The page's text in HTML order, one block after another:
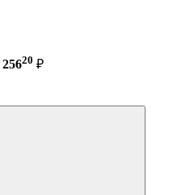
25620 ₽